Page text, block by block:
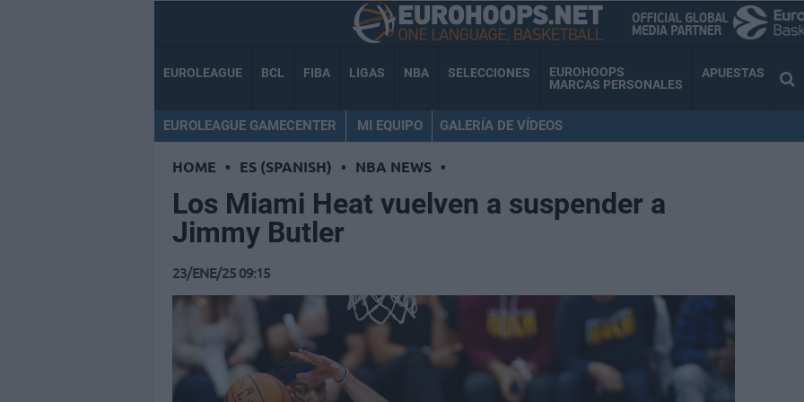
EUROLEAGUE BCL FIBA LIGAS NBA SELECCIONES
EUROHOOPS
MARCAS PERSONALES
APUESTAS
EUROLEAGUE GAMECENTER MI EQUIPO GALERÍA DE VÍDEOS
HOME • ES (SPANISH) • NBA NEWS •
Los Miami Heat vuelven a suspender a
Jimmy Butler
23/ENE/25 09:15